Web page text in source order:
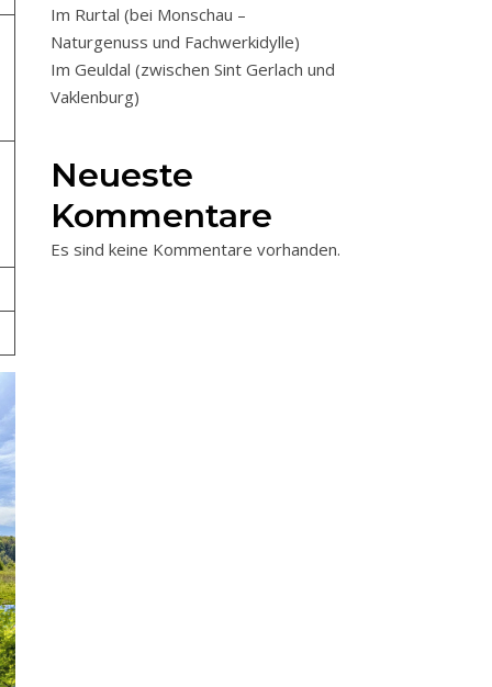
Im Rurtal (bei Monschau –
Naturgenuss und Fachwerkidylle)
Im Geuldal (zwischen Sint Gerlach und
Vaklenburg)
Neueste
Kommentare
Es sind keine Kommentare vorhanden.